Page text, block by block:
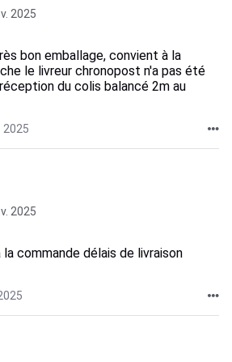
2025
bon emballage, convient à la
le livreur chronopost n'a pas été
du colis balancé 2m au
2025
2025
commande délais de livraison